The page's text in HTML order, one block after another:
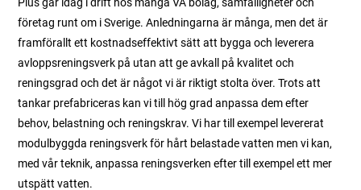
företag runt om i Sverige. Anledningarna är många, men det är
framförallt ett kostnadseffektivt sätt att bygga och leverera
avloppsreningsverk på utan att ge avkall på kvalitet och
reningsgrad och det är något vi är riktigt stolta över. Trots att
tankar prefabriceras kan vi till hög grad anpassa dem efter
behov, belastning och reningskrav. Vi har till exempel levererat
modulbyggda reningsverk för hårt belastade vatten men vi kan,
med vår teknik, anpassa reningsverken efter till exempel ett mer
utspätt vatten.